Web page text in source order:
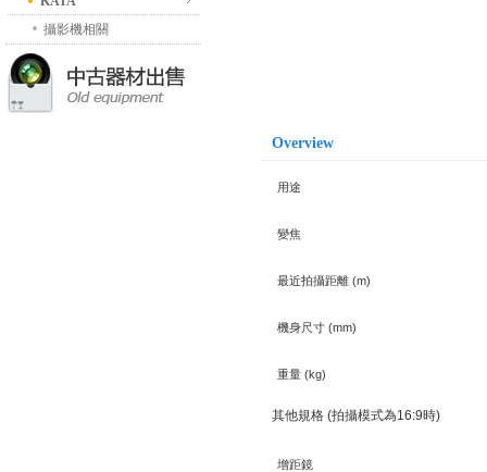
攝影機相關
Overview
用途
變焦
最近拍攝距離 (m)
機身尺寸 (mm)
重量 (kg)
其他規格 (拍攝模式為16:9時)
增距鏡